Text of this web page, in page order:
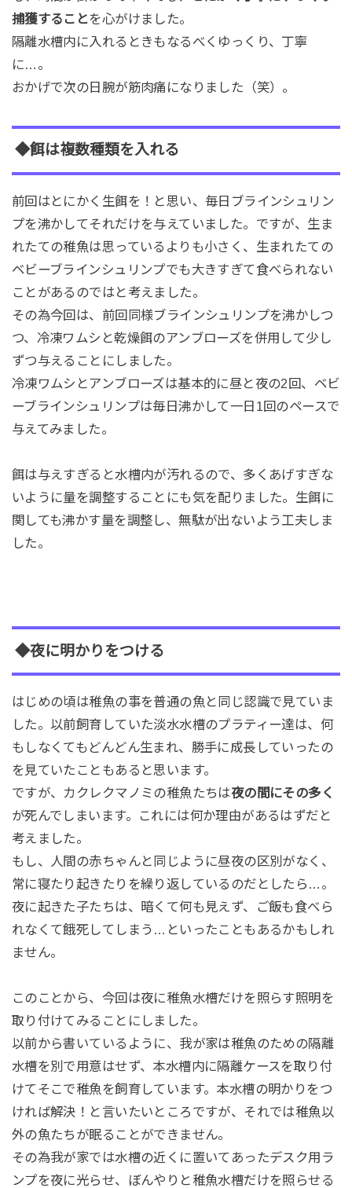
捕獲することを心がけました。
隔離水槽内に入れるときもなるべくゆっくり、丁寧
に…。
おかげで次の日腕が筋肉痛になりました（笑）。
◆餌は複数種類を入れる
前回はとにかく生餌を！と思い、毎日ブラインシュリン
プを沸かしてそれだけを与えていました。ですが、生ま
れたての稚魚は思っているよりも小さく、生まれたての
ベビーブラインシュリンプでも大きすぎて食べられない
ことがあるのではと考えました。
その為今回は、前回同様ブラインシュリンプを沸かしつ
つ、冷凍ワムシと乾燥餌のアンブローズを併用して少し
ずつ与えることにしました。
冷凍ワムシとアンブローズは基本的に昼と夜の2回、ベビ
ーブラインシュリンプは毎日沸かして一日1回のペースで
与えてみました。
餌は与えすぎると水槽内が汚れるので、多くあげすぎな
いように量を調整することにも気を配りました。生餌に
関しても沸かす量を調整し、無駄が出ないよう工夫しま
した。
◆夜に明かりをつける
はじめの頃は稚魚の事を普通の魚と同じ認識で見ていま
した。以前飼育していた淡水水槽のプラティー達は、何
もしなくてもどんどん生まれ、勝手に成長していったの
を見ていたこともあると思います。
ですが、カクレクマノミの稚魚たちは夜の間にその多く
が死んでしまいます。これには何か理由があるはずだと
考えました。
もし、人間の赤ちゃんと同じように昼夜の区別がなく、
常に寝たり起きたりを繰り返しているのだとしたら…。
夜に起きた子たちは、暗くて何も見えず、ご飯も食べら
れなくて餓死してしまう…といったこともあるかもしれ
ません。
このことから、今回は夜に稚魚水槽だけを照らす照明を
取り付けてみることにしました。
以前から書いているように、我が家は稚魚のための隔離
水槽を別で用意はせず、本水槽内に隔離ケースを取り付
けてそこで稚魚を飼育しています。本水槽の明かりをつ
ければ解決！と言いたいところですが、それでは稚魚以
外の魚たちが眠ることができません。
その為我が家では水槽の近くに置いてあったデスク用ラ
ンプを夜に光らせ、ぼんやりと稚魚水槽だけを照らせる